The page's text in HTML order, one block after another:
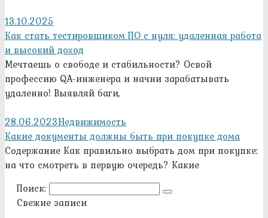
13.10.2025
Как стать тестировщиком ПО с нуля: удаленная работа
и высокий доход
Мечтаешь о свободе и стабильности? Освой
профессию QA-инженера и начни зарабатывать
удаленно! Выявляй баги,
28.06.2023Недвижимость
Какие документы должны быть при покупке дома
Содержание Как правильно выбрать дом при покупке:
на что смотреть в первую очередь? Какие
Поиск:
Свежие записи